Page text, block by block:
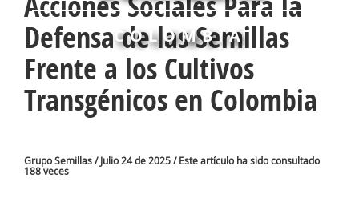
COLOMBIA
Defensa de las Semillas
Frente a los Cultivos
Transgénicos en Colombia
Grupo Semillas / Julio 24 de 2025 / Este artículo ha sido consultado
188 veces